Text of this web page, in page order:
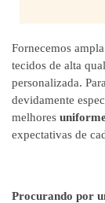
Fornecemos
tecidos de alta
personalizada.
devidamente
melhores
expectativas de
Procurando por